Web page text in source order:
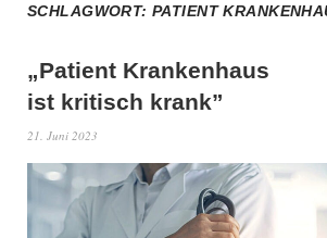
SCHLAGWORT:PATIENT
„Patient Krankenhaus
ist kritisch krank”
21. Juni 2023